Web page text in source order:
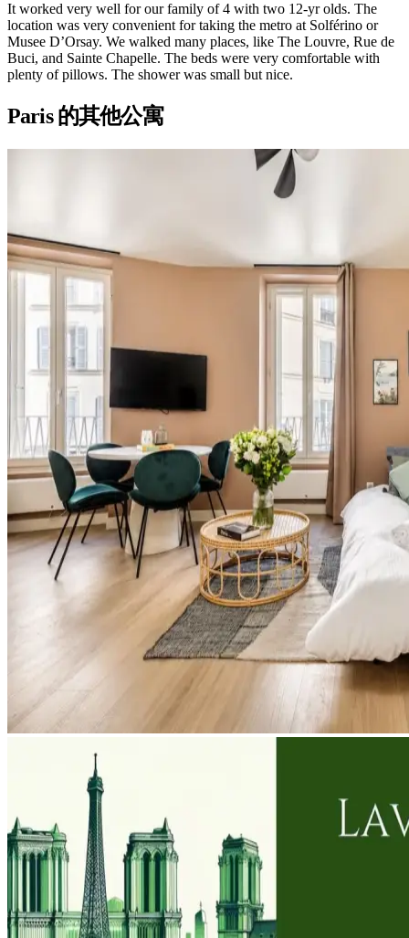
It worked very well for our family of 4 with two 12-yr olds. The
location was very convenient for taking the metro at Solférino or
Musee D’Orsay. We walked many places, like The Louvre, Rue de
Buci, and Sainte Chapelle. The beds were very comfortable with
plenty of pillows. The shower was small but nice.
Paris 的其他公寓